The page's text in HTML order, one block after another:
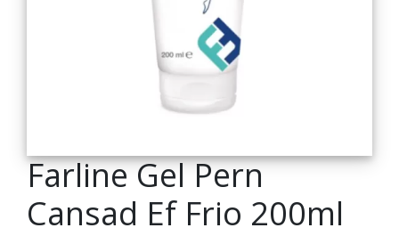
Farline Gel Pern
Cansad Ef Frio 200ml